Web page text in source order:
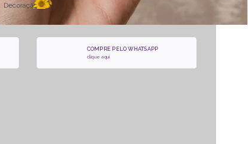
Decoração
COMPRE PELO WHATSAPP
clique aqui